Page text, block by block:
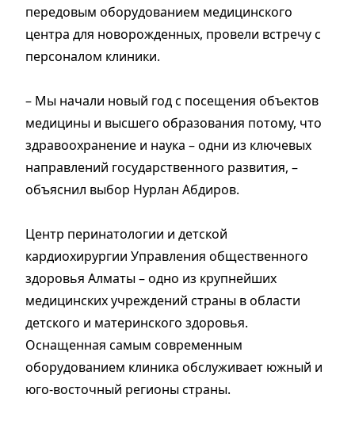
передовым оборудованием медицинского
центра для новорожденных, провели встречу с
персоналом клиники.
– Мы начали новый год с посещения объектов
медицины и высшего образования потому, что
здравоохранение и наука – одни из ключевых
направлений государственного развития, –
объяснил выбор Нурлан Абдиров.
Центр перинатологии и детской
кардиохирургии Управления общественного
здоровья Алматы – одно из крупнейших
медицинских учреждений страны в области
детского и материнского здоровья.
Оснащенная самым современным
оборудованием клиника обслуживает южный и
юго-восточный регионы страны.